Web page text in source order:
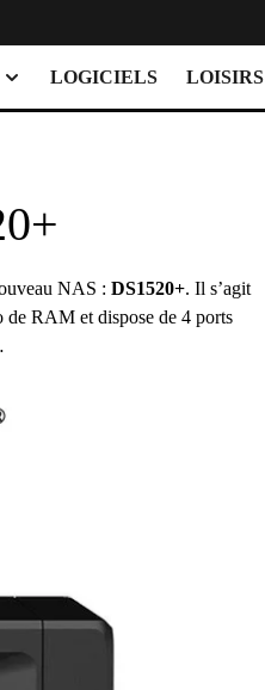
LOGICIELS LOISIRS
NAS : DS1520+. Il s’agit
de RAM et dispose de 4 ports